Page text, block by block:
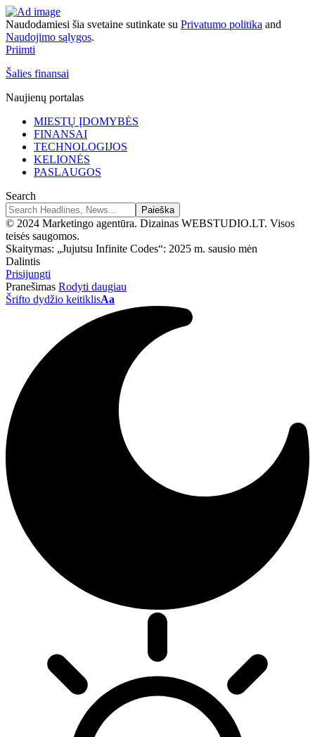
Naudodamiesi šia svetaine sutinkate su Privatumo politika and
Naudojimo sąlygos.
Priimti
Šalies finansai
Naujienų portalas
MIESTŲ ĮDOMYBĖS
FINANSAI
TECHNOLOGIJOS
KELIONĖS
PASLAUGOS
Search
© 2024 Marketingo agentūra. Dizainas WEBSTUDIO.LT. Visos
teisės saugomos.
Skaitymas: „Jujutsu Infinite Codes“: 2025 m. sausio mėn
Dalintis
Prisijungti
Pranešimas Rodyti daugiau
Šrifto dydžio keitiklisAa